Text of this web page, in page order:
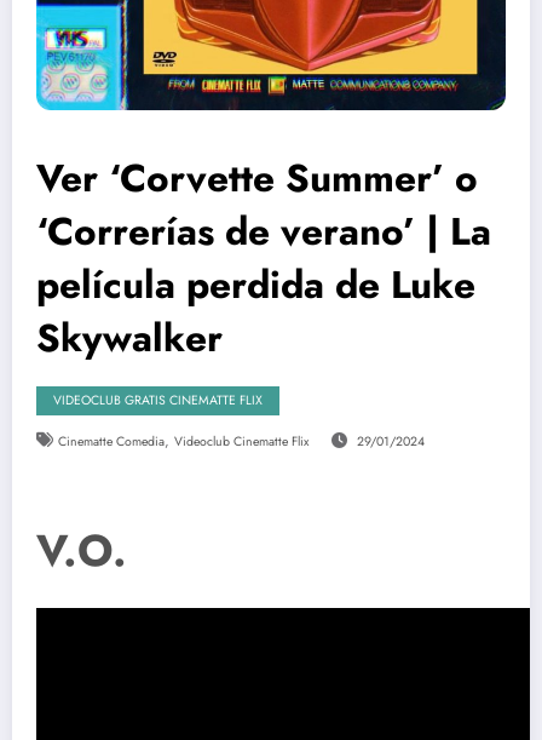
Ver ‘Corvette Summer’ o
‘Correrías de verano’ | La
película perdida de Luke
Skywalker
VIDEOCLUB GRATIS CINEMATTE FLIX
Cinematte Comedia, Videoclub Cinematte Flix 29/01/2024
V.O.